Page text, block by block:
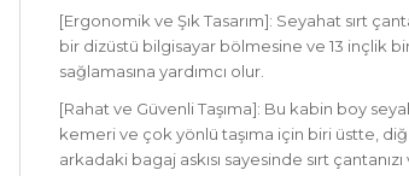
[Ergonomik ve Şık Tasarım]: Seyahat sırt
bir dizüstü bilgisayar bölmesine ve 13 inçlik
sağlamasına yardımcı olur.
[Rahat ve Güvenli Taşıma]: Bu kabin boy
kemeri ve çok yönlü taşıma için biri üstte,
arkadaki bagaj askısı sayesinde sırt